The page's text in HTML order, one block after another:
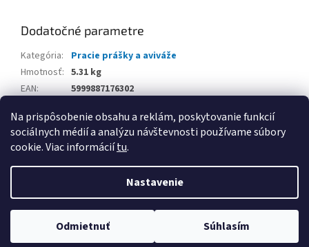
Na prispôsobenie obsahu a reklám, poskytovanie funkcií
sociálnych médií a analýzu návštevnosti používame súbory
cookie. Viac informáciítu.
Nastavenie
Odmietnuť Súhlasím
Dodatočné parametre
Kategória:
Pracie prášky a aviváže
Hmotnosť: 5.31 kg
EAN:
5999887176302
Copyright 2026www.kancpapier.sk. Všetky práva vyhradené.
Upraviť nastavenie cookies